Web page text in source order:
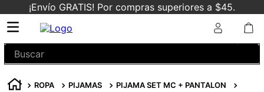
¡Envío GRATIS! Por compras superiores a $45.
Buscar
ROPA PIJAMAS
PIJAMA SET MC + PANTALON